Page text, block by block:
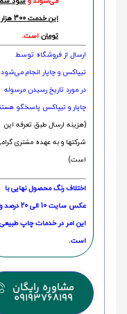
این خدمت 300 هزار
تومان است.
ارسال از فروشگاه توسط
تیپاکس و چاپار انجام
در مورد تاریخ رسیدن مرسوله
چاپار و تیپاکس پاسخگو
(هزینه ارسال طبق تعرفه این
شرکتها و به عهده مشتری
است)
اختلاف رنگ محصول نهایی با
عکس سایت 10 الی 20 درصد و
این امر در خدمات چاپ طبیعی
است.
مشاوره رایگان
09193768199